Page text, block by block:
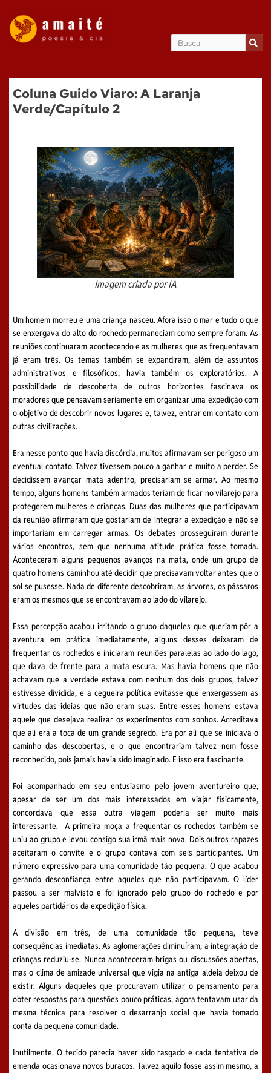
Coluna Guido Viaro: A Laranja
Verde/Capítulo 2
Imagem criada por IA
Um homem morreu e uma criança nasceu. Afora isso o mar e tudo o que
se enxergava do alto do rochedo permaneciam como sempre foram. As
reuniões continuaram acontecendo e as mulheres que as frequentavam
já eram três. Os temas também se expandiram, além de assuntos
administrativos e filosóficos, havia também os exploratórios. A
possibilidade de descoberta de outros horizontes fascinava os
moradores que pensavam seriamente em organizar uma expedição com
o objetivo de descobrir novos lugares e, talvez, entrar em contato com
outras civilizações.
Era nesse ponto que havia discórdia, muitos afirmavam ser perigoso um
eventual contato. Talvez tivessem pouco a ganhar e muito a perder. Se
decidissem avançar mata adentro, precisariam se armar. Ao mesmo
tempo, alguns homens também armados teriam de ficar no vilarejo para
protegerem mulheres e crianças. Duas das mulheres que participavam
da reunião afirmaram que gostariam de integrar a expedição e não se
importariam em carregar armas. Os debates prosseguiram durante
vários encontros, sem que nenhuma atitude prática fosse tomada.
Aconteceram alguns pequenos avanços na mata, onde um grupo de
quatro homens caminhou até decidir que precisavam voltar antes que o
sol se pusesse. Nada de diferente descobriram, as árvores, os pássaros
eram os mesmos que se encontravam ao lado do vilarejo.
Essa percepção acabou irritando o grupo daqueles que queriam pôr a
aventura em prática imediatamente, alguns desses deixaram de
frequentar os rochedos e iniciaram reuniões paralelas ao lado do lago,
que dava de frente para a mata escura. Mas havia homens que não
achavam que a verdade estava com nenhum dos dois grupos, talvez
estivesse dividida, e a cegueira política evitasse que enxergassem as
virtudes das ideias que não eram suas. Entre esses homens estava
aquele que desejava realizar os experimentos com sonhos. Acreditava
que ali era a toca de um grande segredo. Era por ali que se iniciava o
caminho das descobertas, e o que encontrariam talvez nem fosse
reconhecido, pois jamais havia sido imaginado. E isso era fascinante.
Foi acompanhado em seu entusiasmo pelo jovem aventureiro que,
apesar de ser um dos mais interessados em viajar fisicamente,
concordava que essa outra viagem poderia ser muito mais
interessante. A primeira moça a frequentar os rochedos também se
uniu ao grupo e levou consigo sua irmã mais nova. Dois outros rapazes
aceitaram o convite e o grupo contava com seis participantes. Um
número expressivo para uma comunidade tão pequena. O que acabou
gerando desconfiança entre aqueles que não participavam. O líder
passou a ser malvisto e foi ignorado pelo grupo do rochedo e por
aqueles partidários da expedição física.
A divisão em três, de uma comunidade tão pequena, teve
consequências imediatas. As aglomerações diminuíram, a integração de
crianças reduziu-se. Nunca aconteceram brigas ou discussões abertas,
mas o clima de amizade universal que vigia na antiga aldeia deixou de
existir. Alguns daqueles que procuravam utilizar o pensamento para
obter respostas para questões pouco práticas, agora tentavam usar da
mesma técnica para resolver o desarranjo social que havia tomado
conta da pequena comunidade.
Inutilmente. O tecido parecia haver sido rasgado e cada tentativa de
emenda ocasionava novos buracos. Talvez aquilo fosse assim mesmo, a